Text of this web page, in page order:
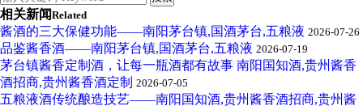
相关新闻Related
酱酒的三大保健功能——南阳茅台镇,国酒茅台,五粮液 2026-07-26
品鉴酱香酒——南阳茅台镇,国酒茅台,五粮液 2026-07-19
茅台镇酱香定制酒，让每一瓶酒都有故事 南阳国知酒,贵州酱香
酒招商,贵州酱香酒定制 2026-07-05
五粮液酒传统酿造技艺——南阳国知酒,贵州酱香酒招商,贵州酱